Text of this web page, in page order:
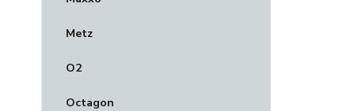
Metz
O2
Octagon